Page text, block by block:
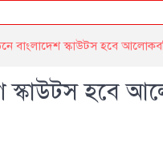
বাংলাদেশ স্কাউটস হবে
স্কাউটস হবে